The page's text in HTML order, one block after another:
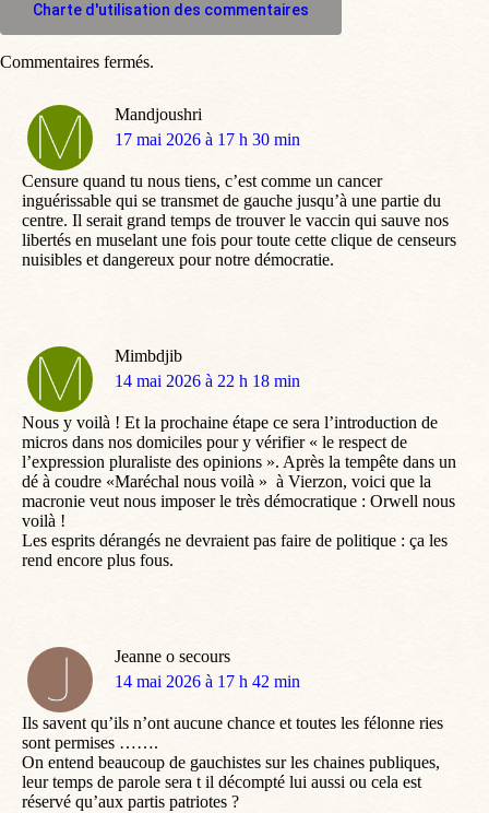
Charte d'utilisation des commentaires
Mandjoushri
dit
17 mai 2026 à 17 h 30 min
Censure quand tu nous tiens, c’est comme un cancer
inguérissable qui se transmet de gauche jusqu’à une partie du
centre. Il serait grand temps de trouver le vaccin qui sauve nos
libertés en muselant une fois pour toute cette clique de censeurs
nuisibles et dangereux pour notre démocratie.
Mimbdjib
dit
14 mai 2026 à 22 h 18 min
Nous y voilà ! Et la prochaine étape ce sera l’introduction de
micros dans nos domiciles pour y vérifier « le respect de
l’expression pluraliste des opinions ». Après la tempête dans un
dé à coudre «Maréchal nous voilà » à Vierzon, voici que la
macronie veut nous imposer le très démocratique : Orwell nous
voilà !
Les esprits dérangés ne devraient pas faire de politique : ça les
rend encore plus fous.
Jeanne o secours
dit
14 mai 2026 à 17 h 42 min
Ils savent qu’ils n’ont aucune chance et toutes les félonne ries
sont permises …….
On entend beaucoup de gauchistes sur les chaines publiques,
leur temps de parole sera t il décompté lui aussi ou cela est
réservé qu’aux partis patriotes ?
Commentaires fermés.